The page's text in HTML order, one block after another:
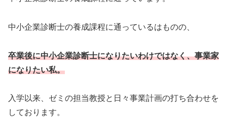
中小企業診断士の養成課程に通っているはものの、
卒業後に中小企業診断士になりたいわけではなく、事業家
になりたい私。
入学以来、ゼミの担当教授と日々事業計画の打ち合わせを
しております。